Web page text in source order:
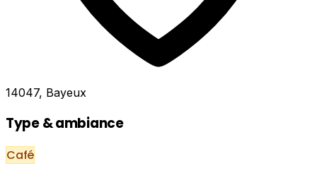
14047, Bayeux
Type & ambiance
Café